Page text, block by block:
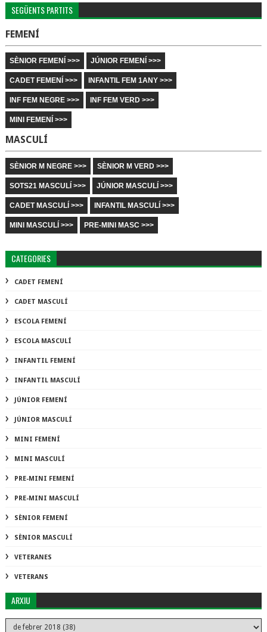
SEGÜENTS PARTITS
FEMENÍ
SÈNIOR FEMENÍ >>> JÚNIOR FEMENÍ >>>
CADET FEMENÍ >>> INFANTIL FEM 1ANY >>>
INF FEM NEGRE >>> INF FEM VERD >>>
MINI FEMENÍ >>>
MASCULÍ
SÈNIOR M NEGRE >>> SÈNIOR M VERD >>>
SOTS21 MASCULÍ >>> JÚNIOR MASCULÍ >>>
CADET MASCULÍ >>> INFANTIL MASCULÍ >>>
MINI MASCULÍ >>> PRE-MINI MASC >>>
CATEGORIES
CADET FEMENÍ
CADET MASCULÍ
ESCOLA FEMENÍ
ESCOLA MASCULÍ
INFANTIL FEMENÍ
INFANTIL MASCULÍ
JÚNIOR FEMENÍ
JÚNIOR MASCULÍ
MINI FEMENÍ
MINI MASCULÍ
PRE-MINI FEMENÍ
PRE-MINI MASCULÍ
SÈNIOR FEMENÍ
SÈNIOR MASCULÍ
VETERANES
VETERANS
ARXIU